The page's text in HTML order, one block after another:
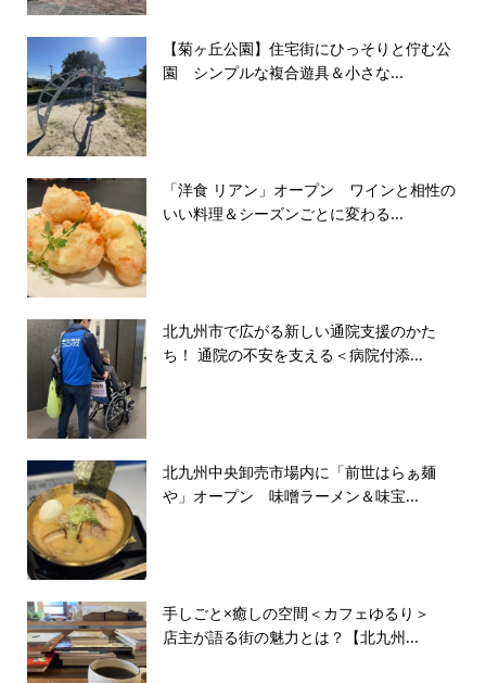
【菊ヶ丘公園】住宅街にひっそりと佇む公
園 シンプルな複合遊具＆小さな...
「洋食 リアン」オープン ワインと相性の
いい料理＆シーズンごとに変わる...
北九州市で広がる新しい通院支援のかた
ち！ 通院の不安を支える＜病院付添...
北九州中央卸売市場内に「前世はらぁ麺
や」オープン 味噌ラーメン＆味宝...
手しごと×癒しの空間＜カフェゆるり＞
店主が語る街の魅力とは？【北九州...